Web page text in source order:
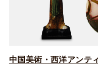
中国美術・西洋アンテ